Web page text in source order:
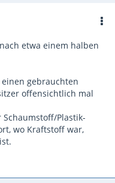
etwa einem halben
gebrauchten
offensichtlich mal
Plastik-
wo Kraftstoff war,